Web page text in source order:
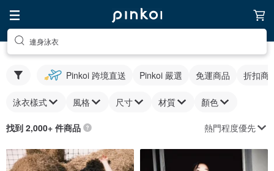
連身泳衣
Pinkoi 跨境直送 Pinkoi 嚴選 免運商品 折扣商
泳衣樣式 風格 尺寸 材質 顏色
找到 2,000+ 件商品 熱門程度優先